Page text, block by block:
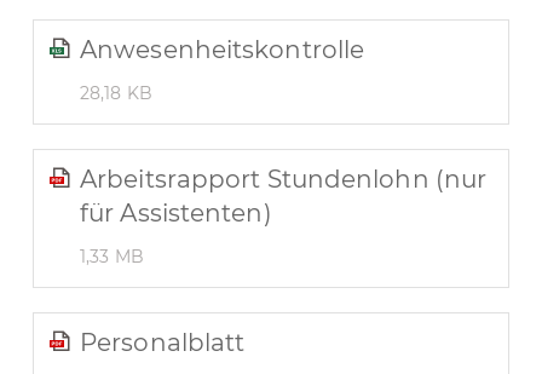
Anwesenheitskontrolle
28,18 KB
Arbeitsrapport Stundenlohn (nur
für Assistenten)
1,33 MB
Personalblatt